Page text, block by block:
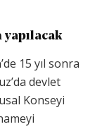
yapılacak
15 yıl sonra
devlet
Konseyi